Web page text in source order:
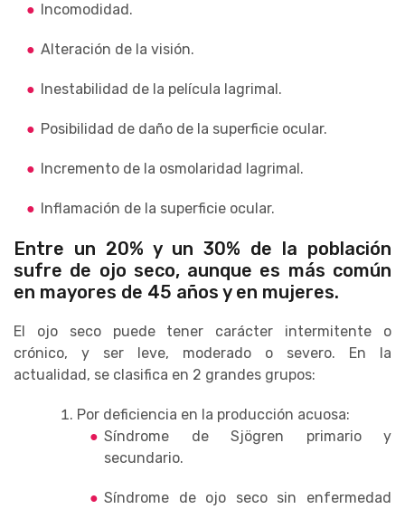
Incomodidad.
Alteración de la visión.
Inestabilidad de la película lagrimal.
Posibilidad de daño de la superficie ocular.
Incremento de la osmolaridad lagrimal.
Inflamación de la superficie ocular.
Entre un 20% y un 30% de la población
sufre de ojo seco, aunque es más común
en mayores de 45 años y en mujeres.
El ojo seco puede tener carácter intermitente o
crónico, y ser leve, moderado o severo. En la
actualidad, se clasifica en 2 grandes grupos:
Por deficiencia en la producción acuosa:
Síndrome de Sjögren primario y
secundario.
Síndrome de ojo seco sin enfermedad